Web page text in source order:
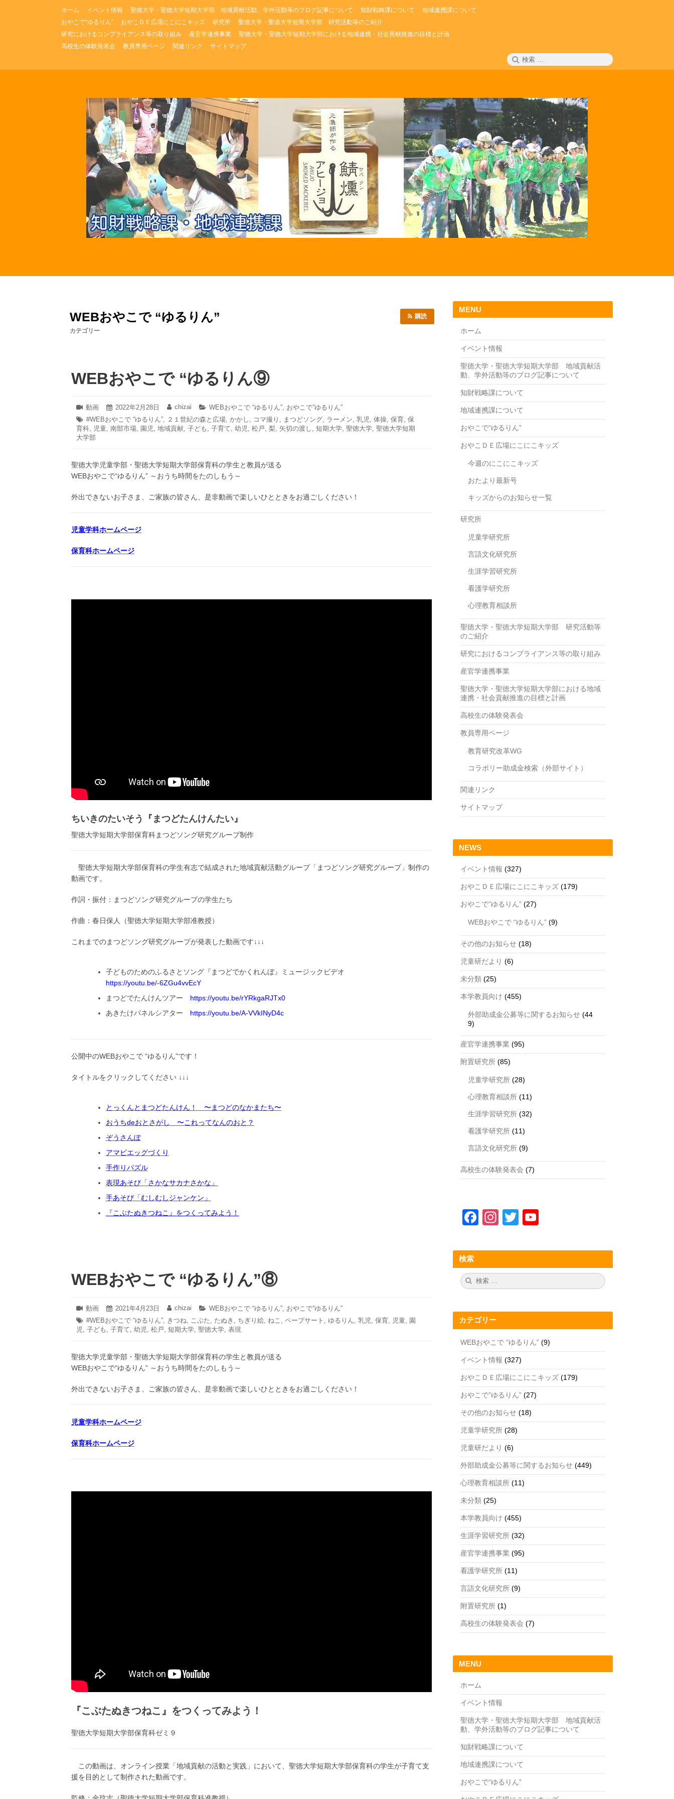
ス
ホーム イベント情報 聖徳大学・聖徳大学短期大学部 地域貢献活動、学外活動等のブログ記事について 知財戦略課について
地域連携課について
おやこで“ゆるりん”
おやこＤＥ広場にこにこキッズ 研究所
聖徳大学・聖徳大学短期大学部 研究活動等のご紹介
研究におけるコンプライアンス等の取り組み
産官学連携事業
聖徳大学・聖徳大学短期大学部における地域連携・社会貢献推進の目標と計画
高校生の体験発表会
教員専用ページ 関連リンク サイトマップ
検
索:
WEBおやこで “ゆるりん”
カテゴリー
購読
WEBおやこで “ゆるりん⑨
フ
ォ
ー
マ
動画
投
稿
日:
2022年2月28日
2022
年
2
月
投
稿
者:
chizai
カ
テ
ゴ
WEBおやこで “ゆるりん”, おやこで”ゆるりん”
タ
グ:
#WEBおやこで “ゆるりん”, ２１世紀の森と広場, かかし , コマ撮り , まつどソング, ラーメン, 乳児, 体操, 保育, 保
育科, 児童, 南部市場, 園児, 地域貢献, 子ども , 子育て, 幼児, 松戸, 梨, 矢切の渡し , 短期大学, 聖徳大学, 聖徳大学短期
大学部
聖徳大学児童学部・聖徳大学短期大学部保育科の学生と教員が送る
WEBおやこで“ゆるりん” ～おうち時間をたのしもう～
外出できないお子さま、ご家族の皆さん、是非動画で楽しいひとときをお過ごしください！
児童学科ホームページ
保育科ホームページ
ちいきのたいそう『まつどたんけんたい』
聖徳大学短期大学部保育科まつどソング研究グループ制作
聖徳大学短期大学部保育科の学生有志で結成された地域貢献活動グループ「まつどソング研究グループ」制作の
動画です。
作詞・振付：まつどソング研究グループの学生たち
作曲：春日保人（聖徳大学短期大学部准教授）
これまでのまつどソング研究グループが発表した動画です↓↓↓
子どものためのふるさとソング『まつどでかくれんぼ』ミュージックビデオ
https://youtu.be/-6ZGu4vvEcY
まつどでたんけんツアー https://youtu.be/rYRkgaRJTx0
あきたけパネルシアター https://youtu.be/A-VVkINyD4c
公開中のWEBおやこで “ゆるりん”です！
タイトルをクリックしてください ↓↓↓
とっくんとまつどたんけん！ 〜まつどのなかまたち〜
おうちdeおとさがし 〜これってなんのおと？
ぞうさんぽ
アマビエッグづくり
手作りパズル
表現あそび「さかなサカナさかな」
手あそび「むしむしジャンケン」
『こぶたぬきつねこ』をつくってみよう！
WEBおやこで “ゆるりん”⑧
フ
ォ
ー
ト:
動画
投
稿
日:
2021年4月23日
2021
年
4
月
投
稿
者:
chizai
カ
テ
ゴ
WEBおやこで “ゆるりん”, おやこで”ゆるりん”
タ
グ:
#WEBおやこで “ゆるりん”, きつね, こぶた, たぬき , ちぎり絵, ねこ , ペープサート , ゆるりん, 乳児, 保育, 児童, 園
児, 子ども , 子育て, 幼児, 松戸, 短期大学, 聖徳大学, 表現
聖徳大学児童学部・聖徳大学短期大学部保育科の学生と教員が送る
WEBおやこで“ゆるりん” ～おうち時間をたのしもう～
外出できないお子さま、ご家族の皆さん、是非動画で楽しいひとときをお過ごしください！
児童学科ホームページ
保育科ホームページ
『こぶたぬきつねこ』をつくってみよう！
聖徳大学短期大学部保育科ゼミ９
この動画は、オンライン授業「地域貢献の活動と実践」において、聖徳大学短期大学部保育科の学生が子育て支
援を目的として制作された動画です。
MENU
ホーム
イベント情報
聖徳大学・聖徳大学短期大学部 地域貢献活
動、学外活動等のブログ記事について
知財戦略課について
地域連携課について
おやこで“ゆるりん”
おやこＤＥ広場にこにこキッズ
今週のにこにこキッズ
おたより最新号
キッズからのお知らせ一覧
研究所
児童学研究所
言語文化研究所
生涯学習研究所
看護学研究所
心理教育相談所
聖徳大学・聖徳大学短期大学部 研究活動等
のご紹介
研究におけるコンプライアンス等の取り組み
産官学連携事業
聖徳大学・聖徳大学短期大学部における地域
連携・社会貢献推進の目標と計画
高校生の体験発表会
教員専用ページ
教育研究改革WG
コラボリー助成金検索（外部サイト）
関連リンク
サイトマップ
NEWS
イベント情報 (327)
おやこＤＥ広場にこにこキッズ (179)
おやこで”ゆるりん” (27)
WEBおやこで “ゆるりん” (9)
その他のお知らせ (18)
児童研だより (6)
未分類 (25)
本学教員向け (455)
外部助成金公募等に関するお知らせ (44
9)
産官学連携事業 (95)
附置研究所 (85)
児童学研究所 (28)
心理教育相談所 (11)
生涯学習研究所 (32)
看護学研究所 (11)
言語文化研究所 (9)
高校生の体験発表会 (7)
F
c
e
b
o
k
In
a
gr
T
tt
er
u
T
e
C
h
n
el
検索
検
索:
カテゴリー
WEBおやこで “ゆるりん” (9)
イベント情報 (327)
おやこＤＥ広場にこにこキッズ (179)
おやこで”ゆるりん” (27)
その他のお知らせ (18)
児童学研究所 (28)
児童研だより (6)
外部助成金公募等に関するお知らせ (449)
心理教育相談所 (11)
未分類 (25)
本学教員向け (455)
生涯学習研究所 (32)
産官学連携事業 (95)
看護学研究所 (11)
言語文化研究所 (9)
附置研究所 (1)
高校生の体験発表会 (7)
MENU
ホーム
イベント情報
聖徳大学・聖徳大学短期大学部 地域貢献活
動、学外活動等のブログ記事について
知財戦略課について
地域連携課について
おやこで“ゆるりん”